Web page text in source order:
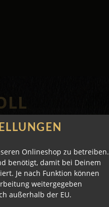
Onlineshop zu betreiben.
benötigt, damit bei Deinem
Je nach Funktion können
weitergegeben
außerhalb der EU.